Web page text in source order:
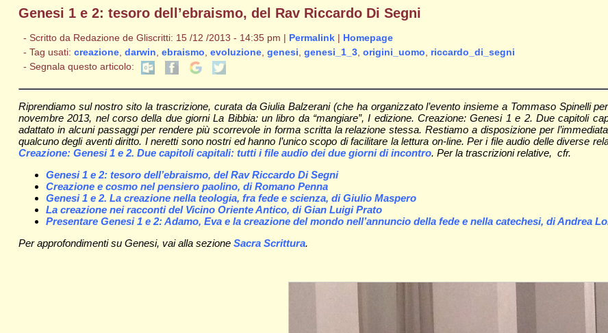
Genesi 1 e 2: tesoro dell’ebraismo, del Rav Riccardo Di Segni
- Scritto da Redazione de Gliscritti: 15 /12 /2013 - 14:35 pm | Permalink| Homepage
- Tag usati: creazione, darwin ebraismo evoluzione, genesi genesi_1_3, origini_uomo
riccardo_di_segni
- Segnala questo articolo:
Riprendiamo sul nostro sito la trascrizione, curata da Giulia Balzerani (che ha organizzato l’evento insieme a Tommaso Spinelli
novembre 2013, nel corso della due giorni La Bibbia: un libro da “mangiare”, I edizione. Creazione: Genesi 1 e 2. Due capitoli
adattato in alcuni passaggi per rendere più scorrevole in forma scritta la relazione stessa. Restiamo a disposizione per
qualcuno degli aventi diritto. I neretti sono nostri ed hanno l’unico scopo di facilitare la lettura on-line. Per i file audio delle diverse
Creazione: Genesi 1 e 2. Due capitoli capitali: tutti i file audio dei due giorni di incontro. Per la trascrizioni relative, cfr.
Genesi 1 e 2: tesoro dell’ebraismo, del Rav Riccardo Di Segni
Creazione e cosmo nel pensiero paolino, di Romano Penna
Genesi 1 e 2. La creazione nella teologia, fra fede e scienza, di Giulio Maspero
La creazione nei racconti del Vicino Oriente Antico, di Gian Luigi Prato
Presentare Genesi 1 e 2: Adamo, Eva e la creazione del mondo nell’annuncio della fede e nella catechesi, di Andrea
Per approfondimenti su Genesi, vai alla sezione Sacra Scrittura.